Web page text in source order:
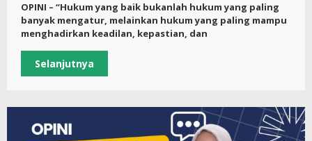
OPINI – “Hukum yang baik bukanlah hukum yang paling
banyak mengatur, melainkan hukum yang paling mampu
menghadirkan keadilan, kepastian, dan
Selanjutnya